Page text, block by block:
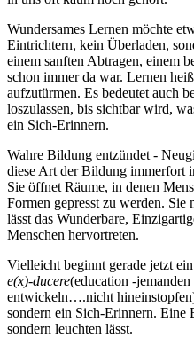
Wundersames Lernen möchte
Eintrichtern, kein Überladen,
einem sanften Abtragen, einem
schon immer da war. Lernen
aufzutürmen. Es bedeutet auch
loszulassen, bis sichtbar wird,
ein Sich-Erinnern.
Wahre Bildung entzündet -
diese Art der Bildung immerfort
Sie öffnet Räume, in denen
Formen gepresst zu werden.
lässt das Wunderbare,
Menschen hervortreten.
Vielleicht beginnt gerade jetzt
e(x)-ducere(education -
entwickeln….nicht
sondern ein Sich-Erinnern.
sondern leuchten lässt.